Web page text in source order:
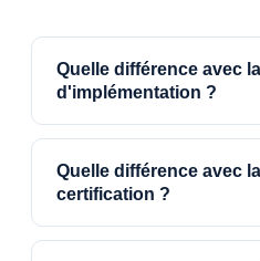
Quelle différence avec
d'implémentation ?
Quelle différence avec
certification ?